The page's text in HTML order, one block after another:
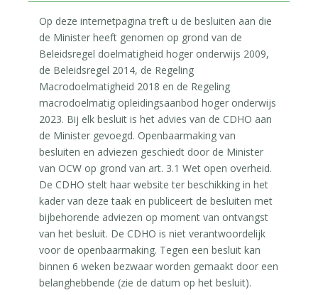
Op deze internetpagina treft u de besluiten aan die
de Minister heeft genomen op grond van de
Beleidsregel doelmatigheid hoger onderwijs 2009,
de Beleidsregel 2014, de Regeling
Macrodoelmatigheid 2018 en de Regeling
macrodoelmatig opleidingsaanbod hoger onderwijs
2023. Bij elk besluit is het advies van de CDHO aan
de Minister gevoegd. Openbaarmaking van
besluiten en adviezen geschiedt door de Minister
van OCW op grond van art. 3.1 Wet open overheid.
De CDHO stelt haar website ter beschikking in het
kader van deze taak en publiceert de besluiten met
bijbehorende adviezen op moment van ontvangst
van het besluit. De CDHO is niet verantwoordelijk
voor de openbaarmaking. Tegen een besluit kan
binnen 6 weken bezwaar worden gemaakt door een
belanghebbende (zie de datum op het besluit).